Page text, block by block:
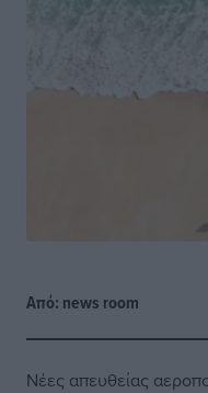
Από: news room
Νέες απευθείας